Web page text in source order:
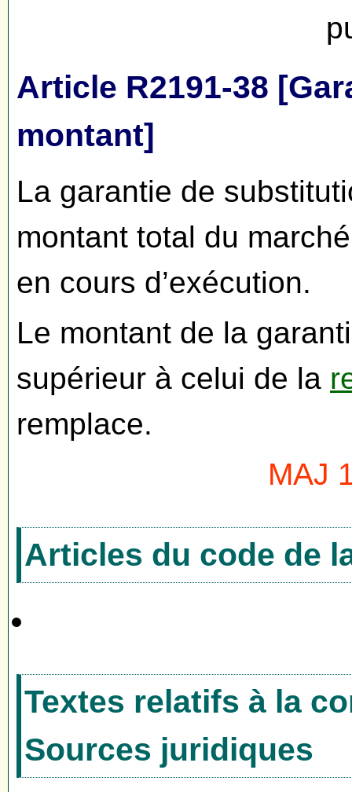
Article R2191-38
montant]
La garantie de
montant total du
en cours d’exécution.
Le montant de la
supérieur à celui de la
remplace.
MAJ
Articles du code de
Textes relatifs à la
Sources juridiques